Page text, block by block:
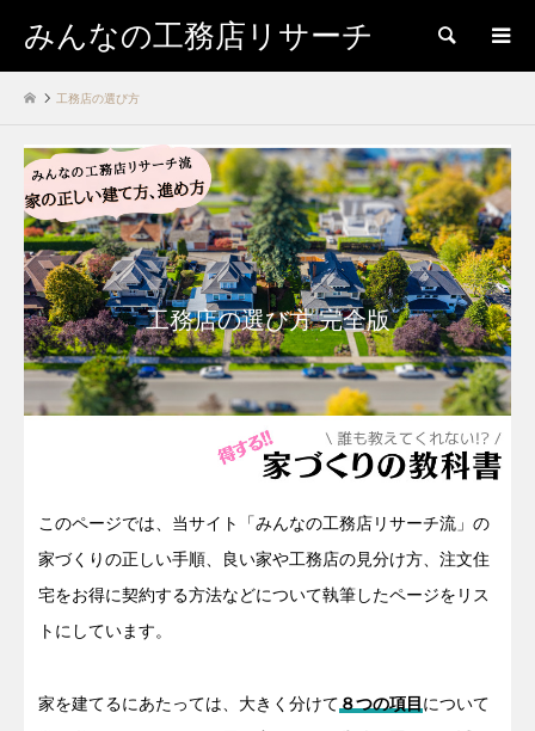
みんなの工務店リサーチ 検索
工務店の選び方
工務店の選び方 完全版
このページでは、当サイト「みんなの工務店リサーチ流」の
家づくりの正しい手順、良い家や工務店の見分け方、注文住
宅をお得に契約する方法などについて執筆したページをリス
トにしています。
家を建てるにあたっては、大きく分けて ８つの項目について